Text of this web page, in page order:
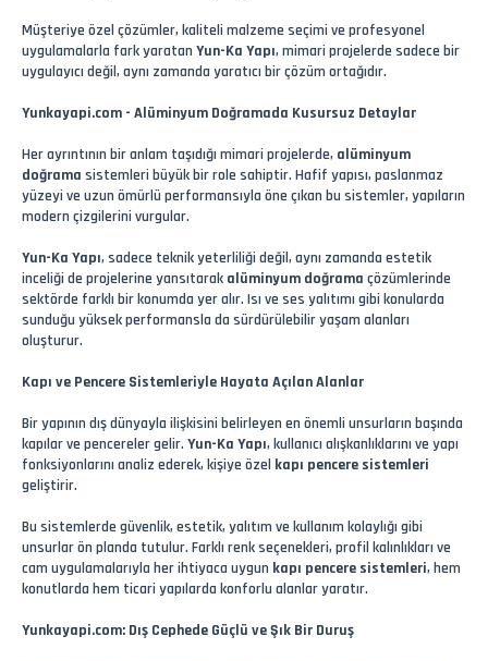
Müşteriye özel çözümler, kaliteli malzeme seçimi ve profesyonel
uygulamalarla fark yaratan Yun-Ka Yapı, mimari projelerde sadece bir
uygulayıcı değil, aynı zamanda yaratıcı bir çözüm ortağıdır.
Yunkayapi.com - Alüminyum Doğramada Kusursuz Detaylar
Her ayrıntının bir anlam taşıdığı mimari projelerde, alüminyum
doğrama sistemleri büyük bir role sahiptir. Hafif yapısı, paslanmaz
yüzeyi ve uzun ömürlü performansıyla öne çıkan bu sistemler, yapıların
modern çizgilerini vurgular.
Yun-Ka Yapı, sadece teknik yeterliliği değil, aynı zamanda estetik
inceliği de projelerine yansıtarak alüminyum doğrama çözümlerinde
sektörde farklı bir konumda yer alır. Isı ve ses yalıtımı gibi konularda
sunduğu yüksek performansla da sürdürülebilir yaşam alanları
oluşturur.
Kapı ve Pencere Sistemleriyle Hayata Açılan Alanlar
Bir yapının dış dünyayla ilişkisini belirleyen en önemli unsurların başında
kapılar ve pencereler gelir. Yun-Ka Yapı, kullanıcı alışkanlıklarını ve yapı
fonksiyonlarını analiz ederek, kişiye özel kapı pencere sistemleri
geliştirir.
Bu sistemlerde güvenlik, estetik, yalıtım ve kullanım kolaylığı gibi
unsurlar ön planda tutulur. Farklı renk seçenekleri, profil kalınlıkları ve
cam uygulamalarıyla her ihtiyaca uygun kapı pencere sistemleri, hem
konutlarda hem ticari yapılarda konforlu alanlar yaratır.
Yunkayapi.com: Dış Cephede Güçlü ve Şık Bir Duruş